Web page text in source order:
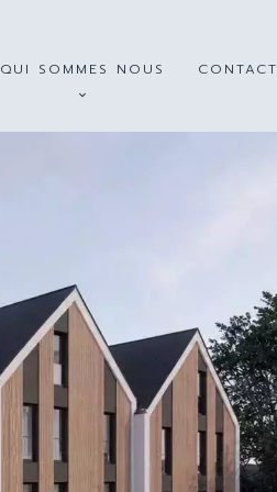
QUI SOMMES NOUS CONTACT